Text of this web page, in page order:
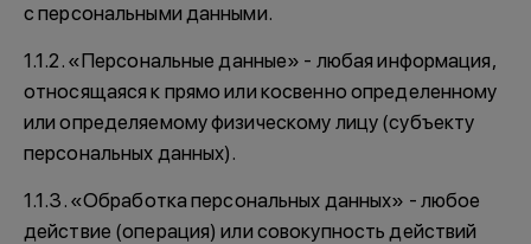
с персональными данными.
1.1.2. «Персональные данные» - любая информация,
относящаяся к прямо или косвенно определенному
или определяемому физическому лицу (субъекту
персональных данных).
1.1.3. «Обработка персональных данных» - любое
действие (операция) или совокупность действий